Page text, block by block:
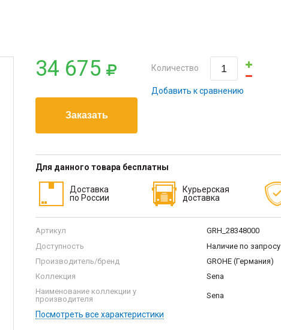
34 675 Количество
Добавить к сравнению
Для данного товара бесплатны
Доставка
по России
Курьерская
доставка
Артикул
GRH_28348000
Доступность
Наличие по запросу
Производитель/бренд
GROHE (Германия)
Коллекция
Sena
Наименование коллекции у
производителя
Sena
Посмотреть все характеристики